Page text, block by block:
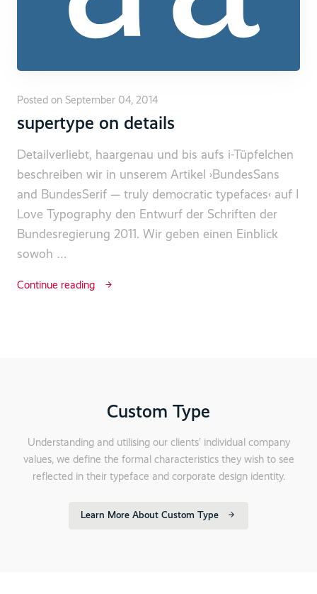
Posted on September 04, 2014
supertype on details
Detailverliebt, haargenau und bis aufs i-Tüpfelchen
beschreiben wir in unserem Artikel ›BundesSans
and BundesSerif — truly democratic typefaces‹ auf I
Love Typography den Entwurf der Schriften der
Bundesregierung 2011. Wir geben einen Einblick
sowoh …
Continue reading
Custom Type
Understanding and utilising our clients’ individual company
values, we define the formal characteristics they wish to see
reflected in their typeface and corporate design identity.
Learn More About Custom Type